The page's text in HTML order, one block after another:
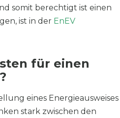
somit berechtigt ist einen
ist in der EnEV
für einen
eines Energieausweises
stark zwischen den